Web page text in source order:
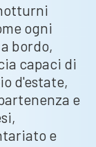
ogni
bordo,
capaci di
d'estate,
e
e